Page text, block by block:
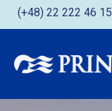
(+48) 22 222 46 15